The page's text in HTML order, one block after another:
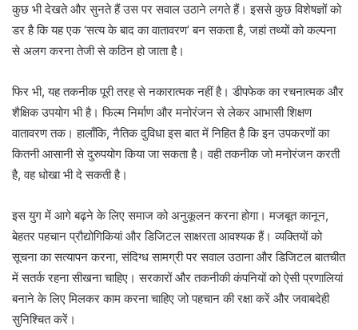
कुछ भी देखते और सुनते हैं उस पर सवाल उठाने लगते हैं। इससे कुछ विशेषज्ञों को
डर है कि यह एक ‘सत्य के बाद का वातावरण’ बन सकता है, जहां तथ्यों को कल्पना
से अलग करना तेजी से कठिन हो जाता है।
फिर भी, यह तकनीक पूरी तरह से नकारात्मक नहीं है। डीपफेक का रचनात्मक और
शैक्षिक उपयोग भी है। फिल्म निर्माण और मनोरंजन से लेकर आभासी शिक्षण
वातावरण तक। हालाँकि, नैतिक दुविधा इस बात में निहित है कि इन उपकरणों का
कितनी आसानी से दुरुपयोग किया जा सकता है। वही तकनीक जो मनोरंजन करती
है, वह धोखा भी दे सकती है।
इस युग में आगे बढ़ने के लिए समाज को अनुकूलन करना होगा। मजबूत कानून,
बेहतर पहचान प्रौद्योगिकियां और डिजिटल साक्षरता आवश्यक हैं। व्यक्तियों को
सूचना का सत्यापन करना, संदिग्ध सामग्री पर सवाल उठाना और डिजिटल बातचीत
में सतर्क रहना सीखना चाहिए। सरकारों और तकनीकी कंपनियों को ऐसी प्रणालियां
बनाने के लिए मिलकर काम करना चाहिए जो पहचान की रक्षा करें और जवाबदेही
सुनिश्चित करें।